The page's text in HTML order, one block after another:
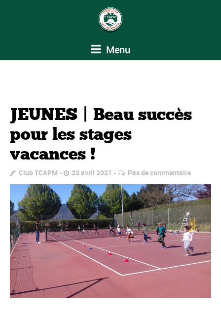
Menu
JEUNES | Beau succès
pour les stages
vacances !
Club TCAPM 23 avril 2021 Pas de commentaire